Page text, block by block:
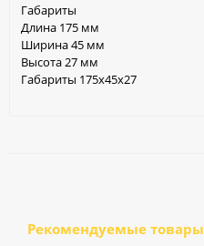
Габариты
Длина 175 мм
Ширина 45 мм
Высота 27 мм
Габариты 175x45x27
Рекомендуемые товары